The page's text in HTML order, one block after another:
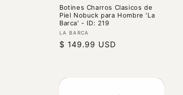
Botines Charros Clasicos de
Piel Nobuck para Hombre 'La
Barca' - ID: 219
Proveedor:
LA BARCA
Precio
$ 149.99 USD